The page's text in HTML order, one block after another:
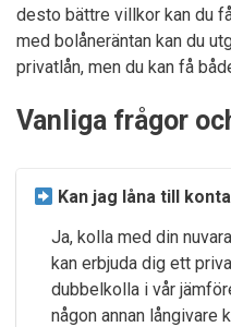
desto bättre villkor kan du
med bolåneräntan kan du
privatlån, men du kan få
Vanliga frågor
Kan jag låna till
Ja, kolla med din
kan erbjuda dig ett
dubbelkolla i vår
någon annan långivare